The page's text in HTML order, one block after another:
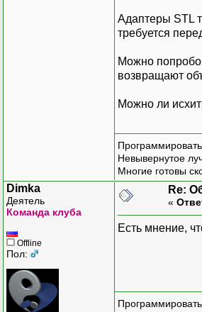
Адаптеры STL
требуется
Можно
возвращают
Можно ли
Невывернутое
Многие готовы
Dimka
Деятель
Команда клуба
Offline
Пол:
Re:
«
Есть мнение,